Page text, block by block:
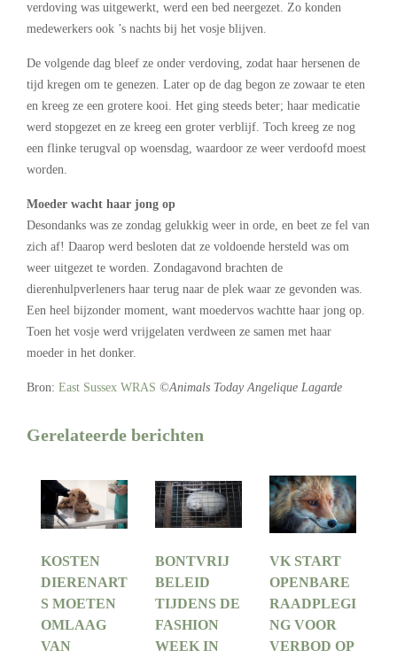
verdoving was uitgewerkt, werd een bed neergezet. Zo konden
medewerkers ook ’s nachts bij het vosje blijven.
De volgende dag bleef ze onder verdoving, zodat haar hersenen de
tijd kregen om te genezen. Later op de dag begon ze zowaar te eten
en kreeg ze een grotere kooi. Het ging steeds beter; haar medicatie
werd stopgezet en ze kreeg een groter verblijf. Toch kreeg ze nog
een flinke terugval op woensdag, waardoor ze weer verdoofd moest
worden.
Moeder wacht haar jong op
Desondanks was ze zondag gelukkig weer in orde, en beet ze fel van
zich af! Daarop werd besloten dat ze voldoende hersteld was om
weer uitgezet te worden. Zondagavond brachten de
dierenhulpverleners haar terug naar de plek waar ze gevonden was.
Een heel bijzonder moment, want moedervos wachtte haar jong op.
Toen het vosje werd vrijgelaten verdween ze samen met haar
moeder in het donker.
Bron: East Sussex WRAS ©Animals Today Angelique Lagarde
Gerelateerde berichten
KOSTEN
DIERENART
S MOETEN
OMLAAG
VAN
BONTVRIJ
BELEID
TIJDENS DE
FASHION
WEEK IN
VK START
OPENBARE
RAADPLEGI
NG VOOR
VERBOD OP